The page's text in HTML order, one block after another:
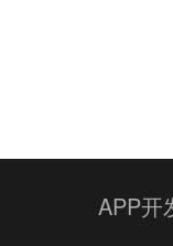
APP开